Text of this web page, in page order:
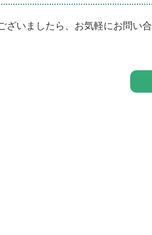
ざいましたら、お気軽にお問い合